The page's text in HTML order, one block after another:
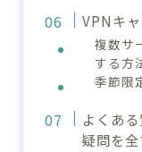
VPNキ
複数サ
する方
季節限
よくあ
疑問を